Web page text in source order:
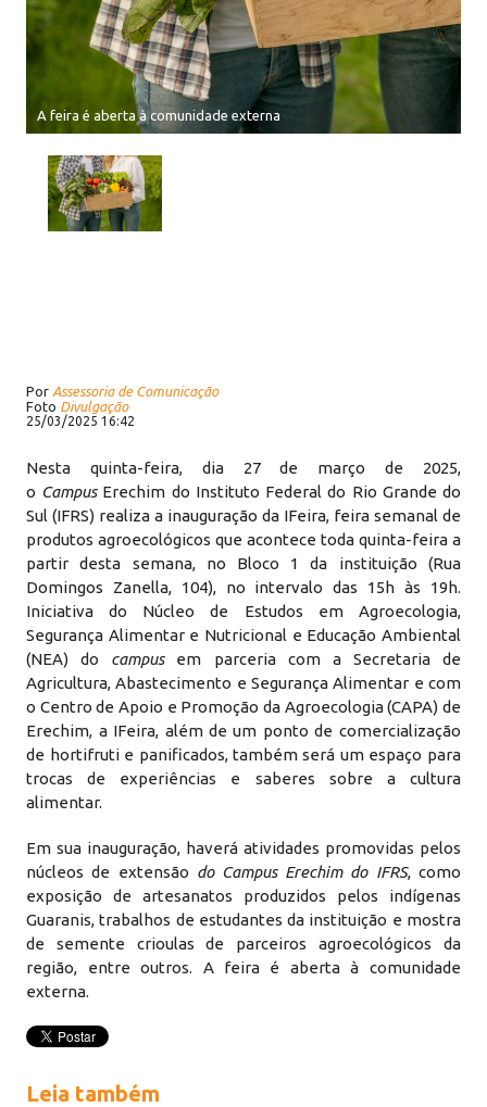
A feira é aberta à comunidade externa
Por Assessoria de Comunicação
Foto Divulgação
25/03/2025 16:42
Nesta quinta-feira, dia 27 de março de 2025,
o CampusErechim do Instituto Federal do Rio Grande do
Sul (IFRS) realiza a inauguração da IFeira, feira semanal de
produtos agroecológicos que acontece toda quinta-feira a
partir desta semana, no Bloco 1 da instituição (Rua
Domingos Zanella, 104), no intervalo das 15h às 19h.
Iniciativa do Núcleo de Estudos em Agroecologia,
Segurança Alimentar e Nutricional e Educação Ambiental
(NEA) do campusem parceria com a Secretaria de
Agricultura, Abastecimento e Segurança Alimentar e com
o Centro de Apoio e Promoção da Agroecologia (CAPA) de
Erechim, a IFeira, além de um ponto de comercialização
de hortifruti e panificados, também será um espaço para
trocas de experiências e saberes sobre a cultura
alimentar.
Em sua inauguração, haverá atividades promovidas pelos
núcleos de extensão do CampusErechim do IFRS, como
exposição de artesanatos produzidos pelos indígenas
Guaranis, trabalhos de estudantes da instituição e mostra
de semente crioulas de parceiros agroecológicos da
região, entre outros. A feira é aberta à comunidade
externa.
Leia também